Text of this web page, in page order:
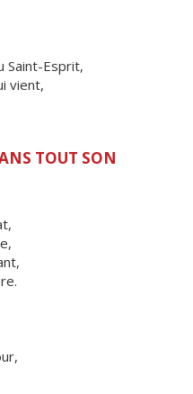
Saint-Esprit,
vient,
TOUT SON